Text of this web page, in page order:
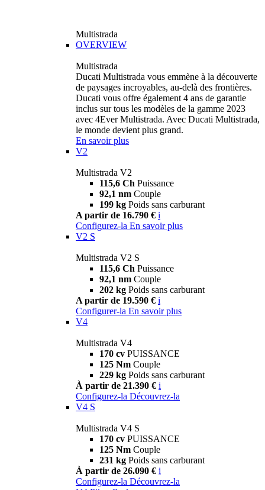
Multistrada
OVERVIEW
Multistrada
Ducati Multistrada vous emmène à la découverte
de paysages incroyables, au-delà des frontières.
Ducati vous offre également 4 ans de garantie
inclus sur tous les modèles de la gamme 2023
avec 4Ever Multistrada. Avec Ducati Multistrada,
le monde devient plus grand.
En savoir plus
V2
Multistrada V2
115,6 Ch Puissance
92,1 nm Couple
199 kg Poids sans carburant
A partir de 16.790 € i
Configurez-la En savoir plus
V2 S
Multistrada V2 S
115,6 Ch Puissance
92,1 nm Couple
202 kg Poids sans carburant
A partir de 19.590 € i
Configurer-la En savoir plus
V4
Multistrada V4
170 cv PUISSANCE
125 Nm Couple
229 kg Poids sans carburant
À partir de 21.390 € i
Configurez-la Découvrez-la
V4 S
Multistrada V4 S
170 cv PUISSANCE
125 Nm Couple
231 kg Poids sans carburant
À partir de 26.090 € i
Configurez-la Découvrez-la